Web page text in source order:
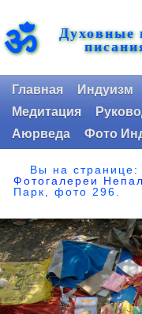
ॐ Духовные
Главная Индуизм
Медитация
Аюрведа
Фото
Вы на странице:
Фотогалереи
Парк,фото 296.